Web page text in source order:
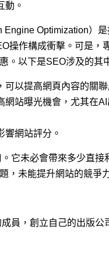
動。
Engine Optimization）
操作構成衝擊。可是，
。以下是SEO涉及的其
可以提高網頁內容的關
網站曝光機會，尤其在AI
響網站評分。
它未必會帶來多少直
，未能提升網站的競爭
員，創立自己的出版公